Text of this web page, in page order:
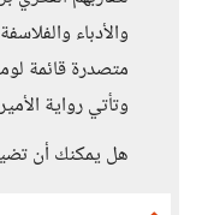
والأدباء
وتأتي رواية
هل يمكنك أن